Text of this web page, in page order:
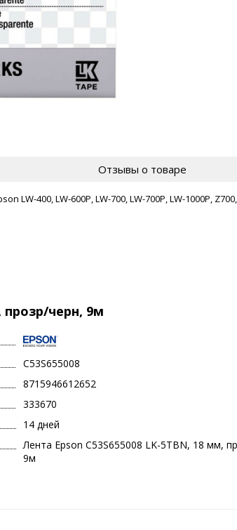
Отзывы о товаре
LW-400, LW-600P, LW-700, LW-700P, LW-1000P,
прозр/черн, 9м
C53S655008
8715946612652
333670
14 дней
Лента Epson C53S655008 LK-5TBN, 18 мм,
9м